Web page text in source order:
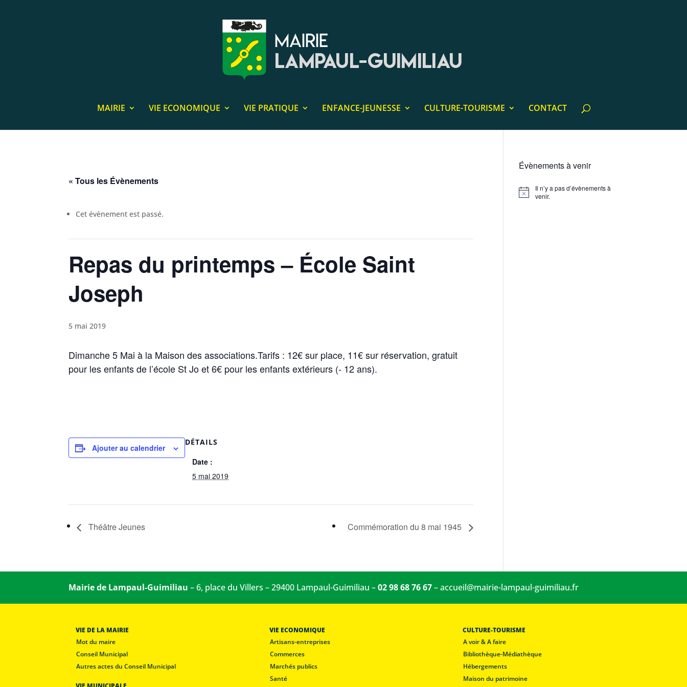
MAIRIE VIE ECONOMIQUE VIE PRATIQUE ENFANCE-JEUNESSE CULTURE-TOURISME CONTACT
« Tous les Évènements
Cet évènement est passé.
Repas du printemps – École Saint
Joseph
5 mai 2019
Dimanche 5 Mai à la Maison des associations.Tarifs : 12€ sur place, 11€ sur réservation, gratuit
pour les enfants de l’école St Jo et 6€ pour les enfants extérieurs (- 12 ans).
Ajouter au calendrier
DÉTAILS
Date :
5 mai 2019
Théâtre Jeunes Commémoration du 8 mai 1945
Évènements à venir
Notice
Il n’y a pas d’évènements à
venir.
Mairie de Lampaul-Guimiliau – 6, place du Villers – 29400 Lampaul-Guimiliau –02 98 68 76 67–accueil@mairie-lampaul-guimiliau.fr
VIE DE LA MAIRIE
Mot du maire
Conseil Municipal
Autres actes du Conseil Municipal
VIE ECONOMIQUE
Artisans-entreprises
Commerces
Marchés publics
Santé
CULTURE-TOURISME
A voir & A faire
Bibliothèque-Médiathèque
Hébergements
Maison du patrimoine